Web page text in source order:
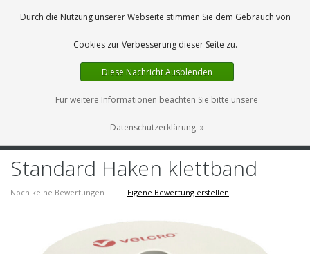
0 Artikel
DE
Standard Haken klettband
Noch keine Bewertungen | Eigene Bewertung erstellen
Durch die Nutzung unserer Webseite stimmen Sie dem Gebrauch von
Cookies zur Verbesserung dieser Seite zu.
Diese Nachricht Ausblenden
Für weitere Informationen beachten Sie bitte unsere
Datenschutzerklärung. »